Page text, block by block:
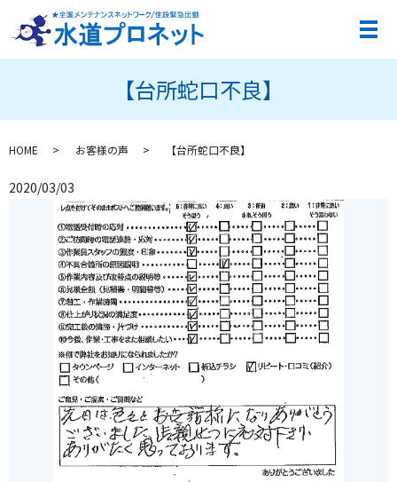
メ
【台所蛇口不良】
HOME お客様の声 【台所蛇口不良】
2020/03/03